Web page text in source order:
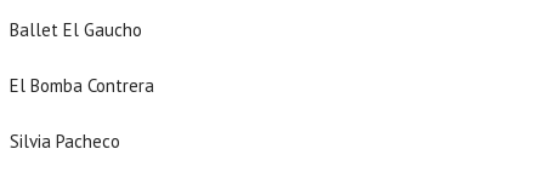
Ballet El Gaucho
El Bomba Contrera
Silvia Pacheco